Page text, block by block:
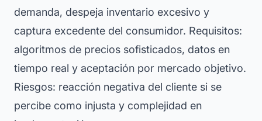
demanda, despeja inventario excesivo y
captura excedente del consumidor. Requisitos:
algoritmos de precios sofisticados, datos en
tiempo real y aceptación por mercado objetivo.
Riesgos: reacción negativa del cliente si se
percibe como injusta y complejidad en